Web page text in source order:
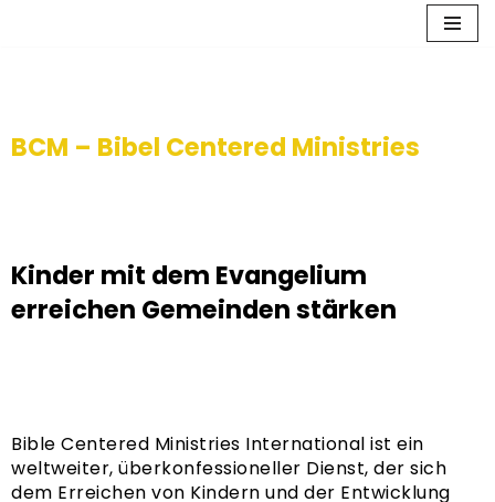
BCM – Bibel Centered Ministries​​
Kinder mit dem Evangelium
erreichen Gemeinden stärken
Bible Centered Ministries International ist ein
weltweiter, überkonfessioneller Dienst, der sich
dem Erreichen von Kindern und der Entwicklung